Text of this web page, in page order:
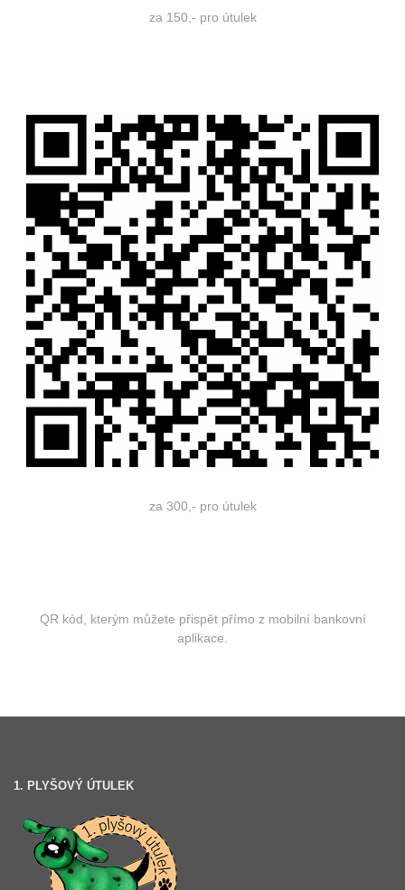
za 150,- pro útulek
za 300,- pro útulek
QR kód, kterým můžete přispět přímo z mobilní bankovní
aplikace.
1. PLYŠOVÝ ÚTULEK